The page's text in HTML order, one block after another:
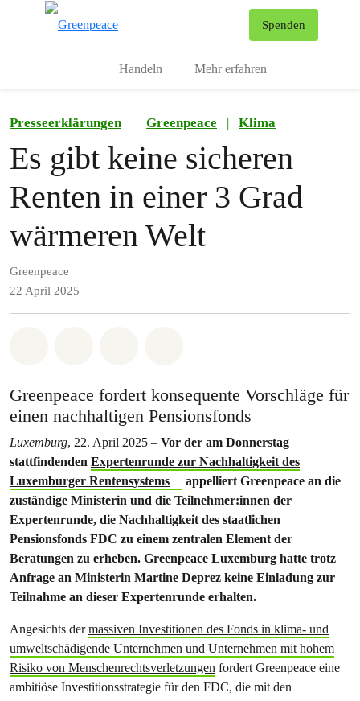
Spenden
Handeln Mehr erfahren
Presseerklärungen Greenpeace | Klima
​​Es gibt keine sicheren
Renten in einer 3 Grad
wärmeren Welt
Greenpeace
22 April 2025
Greenpeace fordert konsequente Vorschläge für
einen nachhaltigen Pensionsfonds
Luxemburg, 22. April 2025 – Vor der am Donnerstag
stattfindenden Expertenrunde zur Nachhaltigkeit des
Luxemburger Rentensystems
appelliert Greenpeace an die
zuständige Ministerin und die Teilnehmer:innen der
Expertenrunde, die Nachhaltigkeit des staatlichen
Pensionsfonds FDC zu einem zentralen Element der
Beratungen zu erheben. Greenpeace Luxemburg hatte trotz
Anfrage an Ministerin Martine Deprez keine Einladung zur
Teilnahme an dieser Expertenrunde erhalten.
Angesichts dermassiven Investitionen des Fonds in klima- und
umweltschädigende Unternehmen und Unternehmen mit hohem
Risiko von Menschenrechtsverletzungen fordert Greenpeace eine
ambitiöse Investitionsstrategie für den FDC, die mit den